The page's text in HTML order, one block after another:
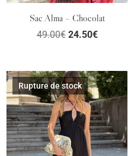
Sac Alma – Chocolat
49.00€ Le
était :
49.00€.
24.50€Le
est :
24.50€.
Rupture de stock